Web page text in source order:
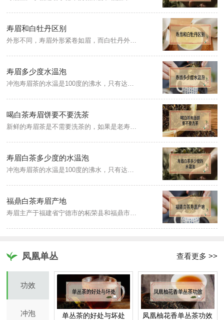
寿眉和白牡丹区别
寿眉多少度水温泡
喝白茶寿眉饼要不要洗茶
寿眉白茶多少度的水温泡
福鼎白茶寿眉产地
凤凰单丛 查看更多 >>
功效
冲泡 单丛茶的好处与坏处 凤凰柚花香单丛茶功效